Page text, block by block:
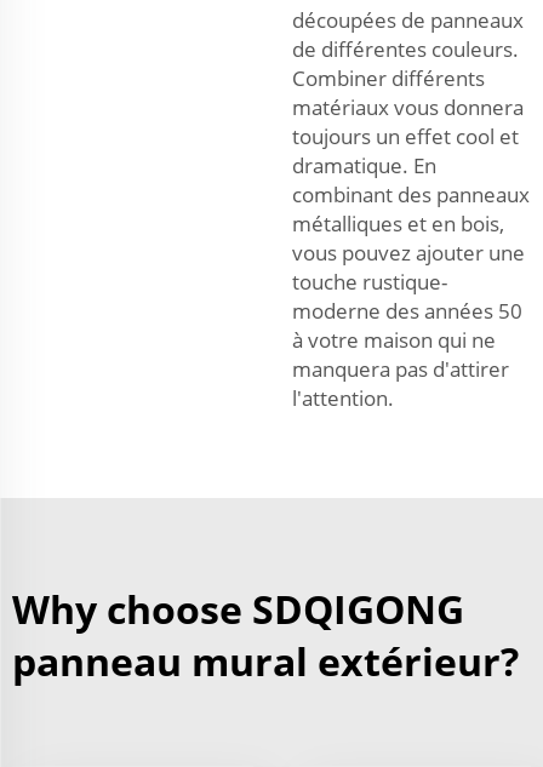
découpées de panneaux
de différentes couleurs.
Combiner différents
matériaux vous donnera
toujours un effet cool et
dramatique. En
combinant des panneaux
métalliques et en bois,
vous pouvez ajouter une
touche rustique-
moderne des années 50
à votre maison qui ne
manquera pas d'attirer
l'attention.
Why choose SDQIGONG
panneau mural extérieur?